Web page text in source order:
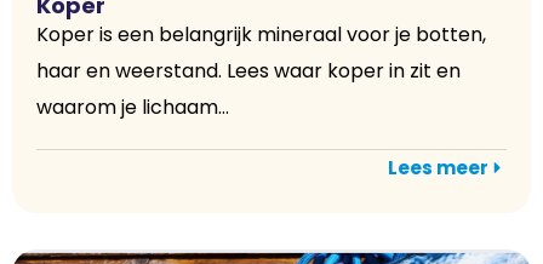
Koper is een belangrijk mineraal voor je botten,
haar en weerstand. Lees waar koper in zit en
waarom je lichaam...
Lees meer